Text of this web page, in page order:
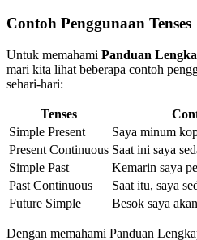
Contoh Penggunaan Tenses
Untuk memahami Panduan
mari kita lihat beberapa contoh
sehari-hari:
Tenses
Simple Present
Saya minum
Present Continuous Saat ini saya
Simple Past
Kemarin saya
Past Continuous
Saat itu, saya
Future Simple
Besok saya
Dengan memahami Panduan